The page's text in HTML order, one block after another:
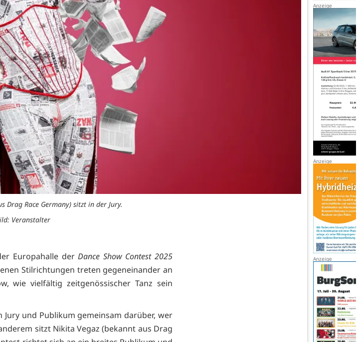
Drag Race Germany) sitzt in der Jury.
Veranstalter
Europahalle derDance Show Contest 2025
Stilrichtungen treten gegeneinander an
wie vielfältig zeitgenössischer Tanz sein
und Publikum gemeinsam darüber, wer
sitzt Nikita Vegaz (bekannt aus Drag